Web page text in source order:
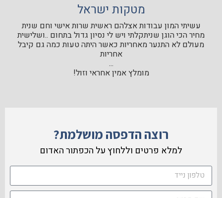
מטקות ישראל
עשיתי המון עבודות אצלהם ראשית שרות אישי וחם שנית
מחיר הכי הוגן שניתקלתי ויש לי נסיון גדול בתחום ..ושלישית
מעולם לא התנער מאחריות כאשר היתה טעות כמה גם קיבל
אחריות
...
מומלץ אמין אחראי וזול!
רוצה הדפסה מושלמת?
למלא פרטים וללחוץ על הכפתור האדום